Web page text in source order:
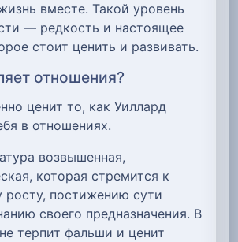
вместе. Такой уровень
— редкость и настоящее
стоит ценить и развивать.
отношения?
ценит то, как Уиллард
в отношениях.
возвышенная,
которая стремится к
росту, постижению сути
своего предназначения. В
терпит фальши и ценит